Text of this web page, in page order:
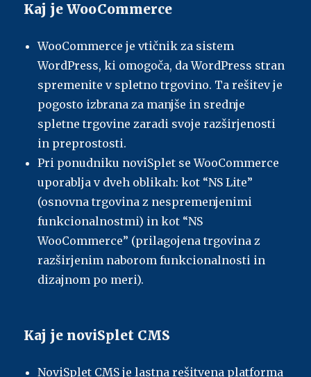
Kaj je WooCommerce
WooCommerce je vtičnik za sistem
WordPress, ki omogoča, da WordPress stran
spremenite v spletno trgovino. Ta rešitev je
pogosto izbrana za manjše in srednje
spletne trgovine zaradi svoje razširjenosti
in preprostosti.
Pri ponudniku noviSplet se WooCommerce
uporablja v dveh oblikah: kot “NS Lite”
(osnovna trgovina z nespremenjenimi
funkcionalnostmi) in kot “NS
WooCommerce” (prilagojena trgovina z
razširjenim naborom funkcionalnosti in
dizajnom po meri).
Kaj je noviSplet CMS
NoviSplet CMS je lastna rešitvena platforma